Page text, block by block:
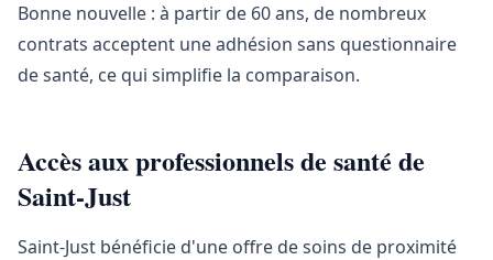
Bonne nouvelle : à partir de 60 ans, de nombreux
contrats acceptent une adhésion sans questionnaire
de santé, ce qui simplifie la comparaison.
Accès aux professionnels de santé de
Saint-Just
Saint-Just bénéficie d'une offre de soins de proximité